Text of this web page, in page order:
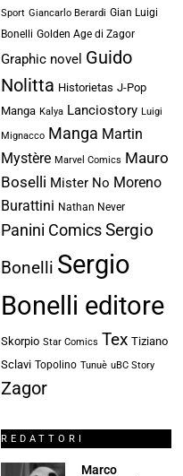
Sport Giancarlo Berardi Gian Luigi
Bonelli Golden Age di Zagor
Graphic novel Guido
Nolitta Historietas J-Pop
Manga Kalya Lanciostory Luigi
Mignacco Manga Martin
Mystère Marvel Comics Mauro
Boselli Mister No Moreno
Burattini Nathan Never
Panini ComicsSergio
Bonelli Sergio
Bonelli editore
Skorpio Star Comics Tex Tiziano
Sclavi Topolino Tunuè uBC Story
Zagor
REDATTORI
Marco